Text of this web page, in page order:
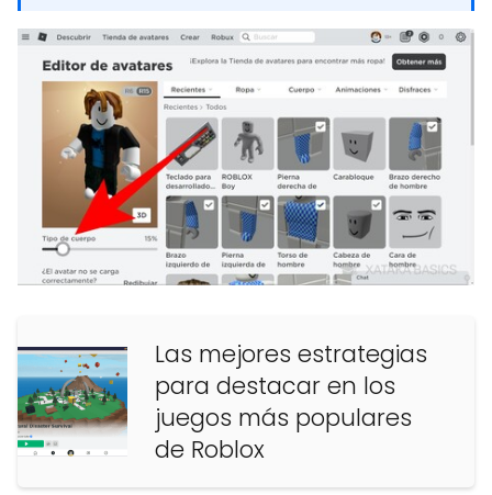
Las mejores estrategias
para destacar en los
juegos más populares
de Roblox